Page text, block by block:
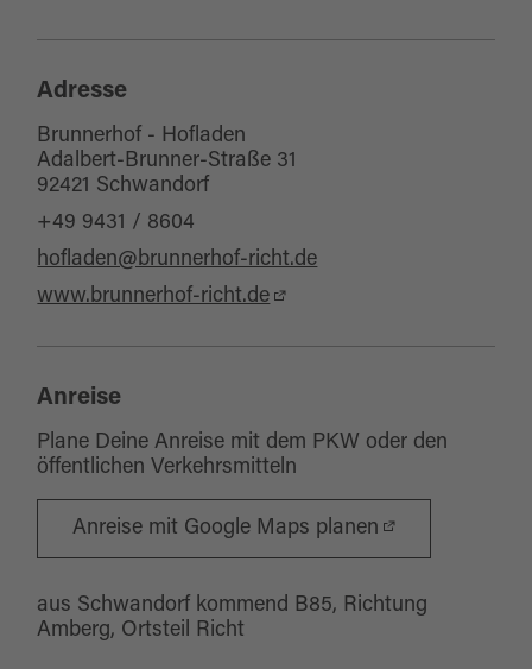
Adresse
Brunnerhof - Hofladen
Adalbert-Brunner-Straße 31
92421 Schwandorf
+49 9431 / 8604
hofladen@brunnerhof-richt.de
www.brunnerhof-richt.de
Anreise
Plane Deine Anreise mit dem PKW oder den
öffentlichen Verkehrsmitteln
Anreise mit Google Maps planen
aus Schwandorf kommend B85, Richtung
Amberg, Ortsteil Richt